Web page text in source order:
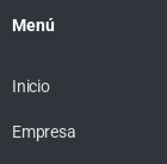
Menú
Inicio
Empresa